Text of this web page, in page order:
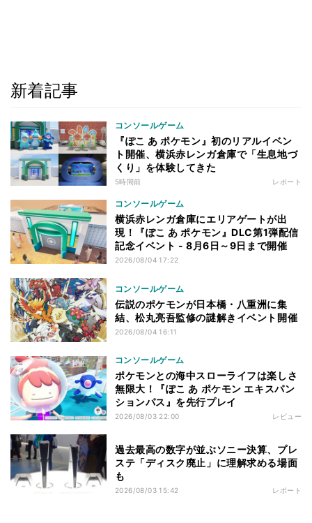
新着記事
コンソールゲーム
『ぽこ あ ポケモン』初のリアルイベン
ト開催、横浜赤レンガ倉庫で「生息地づ
くり」を体験してきた
5時間前 レポート
コンソールゲーム
横浜赤レンガ倉庫にエリアゲートが出
現！『ぽこ あ ポケモン』DLC第1弾配信
記念イベント - 8月6日～9日まで開催
2026/08/04 17:22
コンソールゲーム
伝説のポケモンが日本橋・八重洲に集
結、松丸亮吾監修の謎解きイベント開催
2026/08/04 16:11
コンソールゲーム
ポケモンとの海中スローライフは楽しさ
無限大！『ぽこ あ ポケモン エキスパン
ションパス』を先行プレイ
2026/08/03 22:00 レビュー
過去最高の数字が並ぶソニー決算、プレ
ステ「ディスク廃止」に理解求める場面
も
2026/08/03 15:42 レポート